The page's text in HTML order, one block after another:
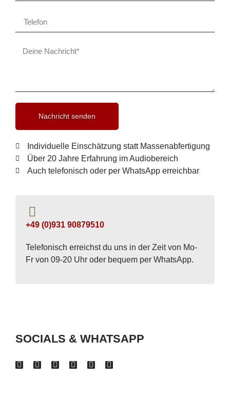
Nachricht senden
Individuelle Einschätzung statt Massenabfertigung
Über 20 Jahre Erfahrung im Audiobereich
Auch telefonisch oder per WhatsApp erreichbar
+49 (0)931 90879510
Telefonisch erreichst du uns in der Zeit von Mo-
Fr von 09-20 Uhr oder bequem per WhatsApp.
SOCIALS & WHATSAPP